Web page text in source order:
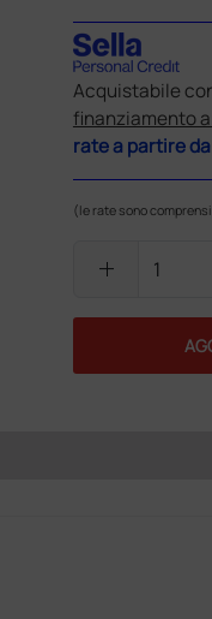
Acquistabile
finanziamento
rate a partire da
(le rate sono
add